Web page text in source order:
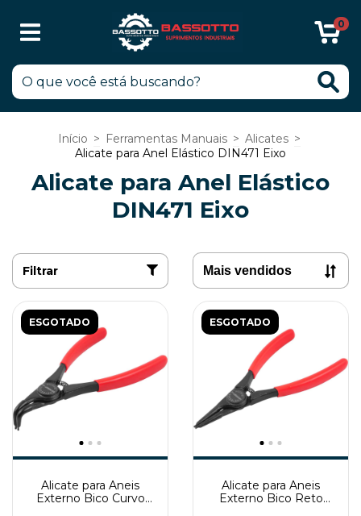
0
Início > Ferramentas Manuais > Alicates >
Alicate para Anel Elástico DIN471 Eixo
Alicate para Anel Elástico
DIN471 Eixo
Filtrar
ESGOTADO
Alicate para Aneis
Externo Bico Curvo
ESGOTADO
Alicate para Aneis
Externo Bico Reto